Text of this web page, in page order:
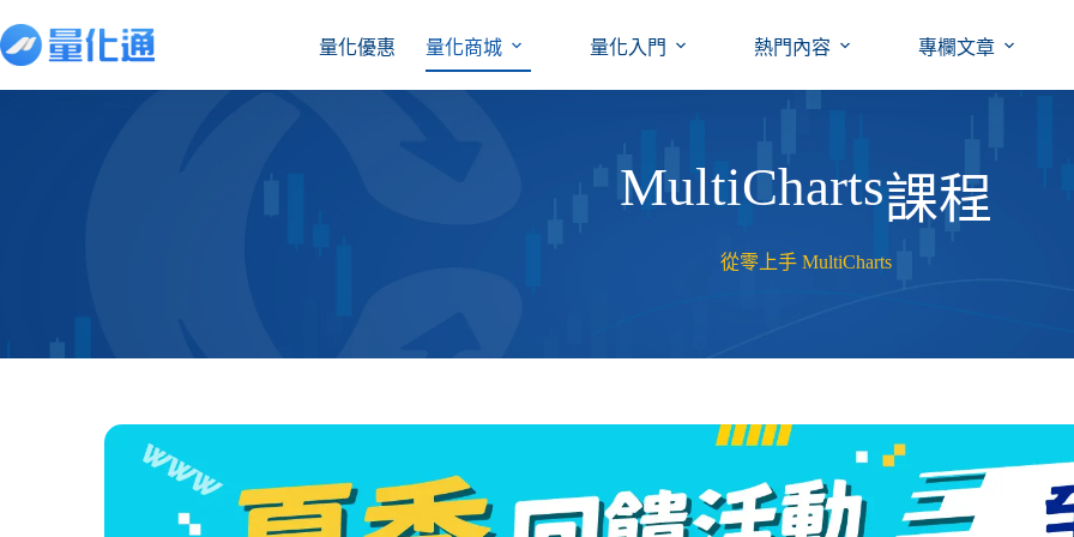
量化優惠 量化商城 量化入門 熱門內容 專欄文章
MultiCharts課程
從零上手 MultiCharts